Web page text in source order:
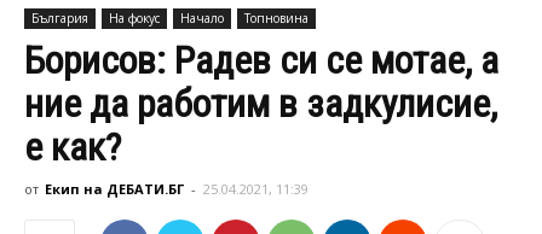
България На фокус Начало Топновина
Борисов: Радев си се мотае, а
ние да работим в задкулисие,
е как?
от Екип на ДЕБАТИ.БГ - 25.04.2021, 11:39